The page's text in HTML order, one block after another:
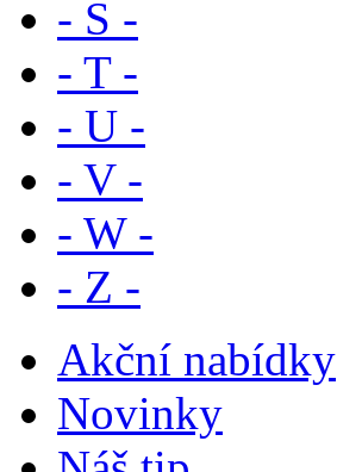
- S -
- T -
- U -
- V -
- W -
- Z -
Akční nabídky
Novinky